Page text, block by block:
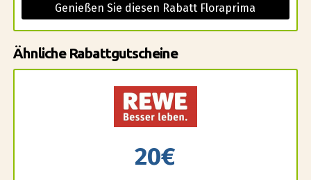
Genießen Sie diesen Rabatt Floraprima
Ähnliche Rabattgutscheine
20€